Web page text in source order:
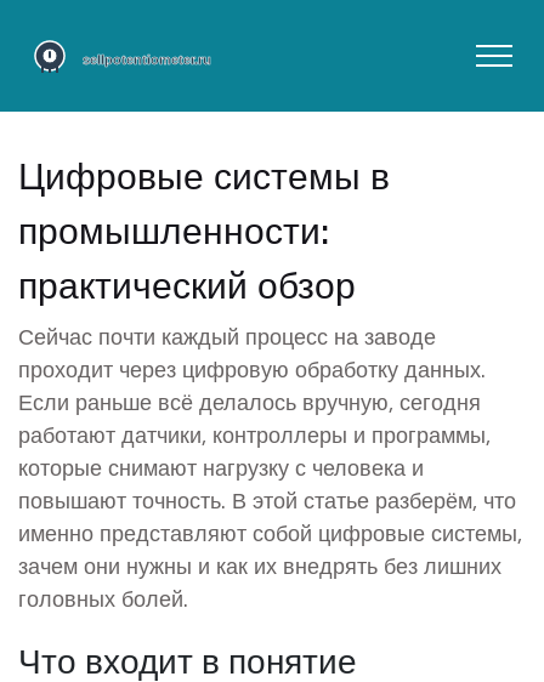
Цифровые системы в
промышленности:
практический обзор
Сейчас почти каждый процесс на заводе
проходит через цифровую обработку данных.
Если раньше всё делалось вручную, сегодня
работают датчики, контроллеры и программы,
которые снимают нагрузку с человека и
повышают точность. В этой статье разберём, что
именно представляют собой цифровые системы,
зачем они нужны и как их внедрять без лишних
головных болей.
Что входит в понятие